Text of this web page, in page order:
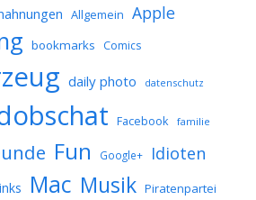
Allgemein Apple
bookmarks Comics
daily photo datenschutz
Facebook familie
Fun Google+ Idioten
Mac Musik Piratenpartei